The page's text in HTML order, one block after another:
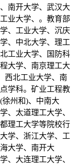
南开大学、武汉大
业大学、。教育部
、工业大学、沉庆
、中北大学、理工
工业大学、国防科
大学、南京理工大
西北工业大学、南
学科。矿业工程教
州和)、中南大
、太道理工大学、
理工大学等院校行
学、浙江大学、工
大学、南开大
、大连理工大学、